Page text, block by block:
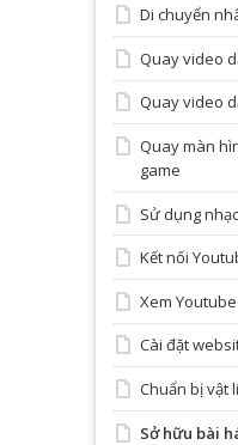
Di chuyển
Quay video
Quay video
Quay màn
game
Sử dụng
Kết nối
Xem
Cài đặt
Chuẩn bị vật
Sở hữu bài